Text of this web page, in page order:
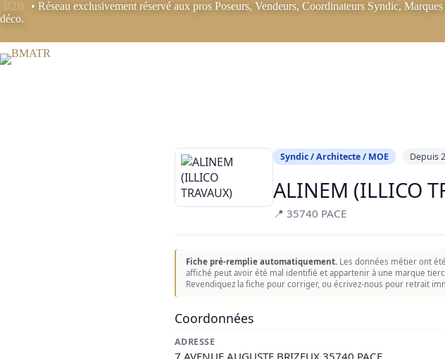
Passer
au
B2B
• Réseau exclusivement réservé aux pros Poseurs, Vendeurs, Coordinateurs Syndic,
déco.
Syndic / Architecte / MOE Depuis
ALINEM (ILLICO
📍 35740 PACE
Fiche pré-remplie automatiquement. Les données métier ont
affiché peut avoir été mal identifié et appartenir à une marque
Revendiquez la fiche pour corriger, ou écrivez-nous pour retrait
Coordonnées
ADRESSE
7 AVENUE AUGUSTE BRIZEUX 35740 PACE